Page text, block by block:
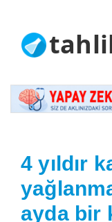
4 yıldır
ayda bir